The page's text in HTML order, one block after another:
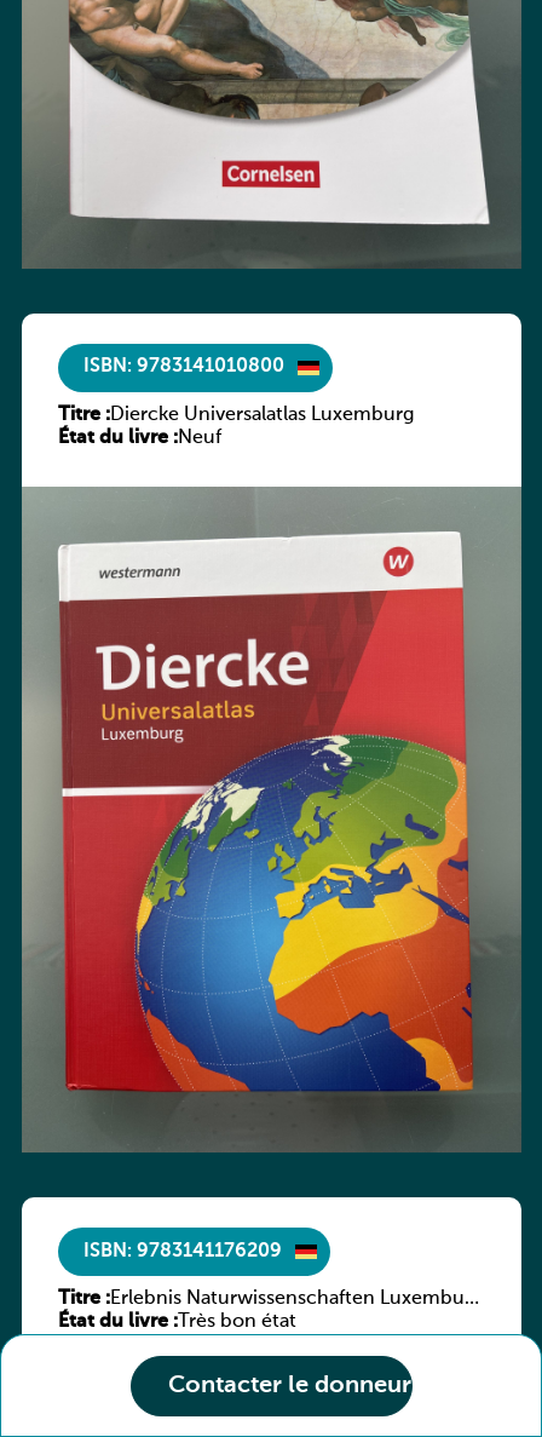
Contacter le donneur
ISBN: 9783141010800
Titre :Diercke Universalatlas Luxemburg
État du livre :Neuf
ISBN: 9783141176209
Titre :Erlebnis Naturwissenschaften Luxemburg
7e/6e ESC
État du livre :Très bon état